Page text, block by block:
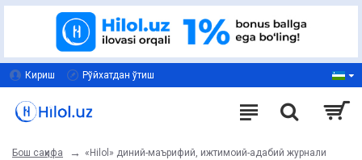
Кириш Рўйхатдан ўтиш
Бош саҳифа «Hilol» диний-маърифий, ижтимоий-адабий журнали